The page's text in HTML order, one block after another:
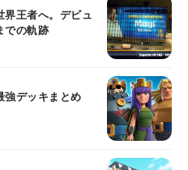
界王者へ。デビュ
での軌跡
強デッキまとめ